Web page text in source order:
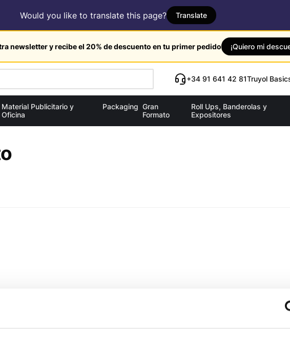
Would you like to translate this page? Translate
newsletter y recibe el 20% de descuento en tu primer pedido ¡Quiero mi
+34 91 641 42 81Truyol
Material Publicitario y
Oficina
Packaging Gran
Formato
Roll Ups, Banderolas y
Expositores